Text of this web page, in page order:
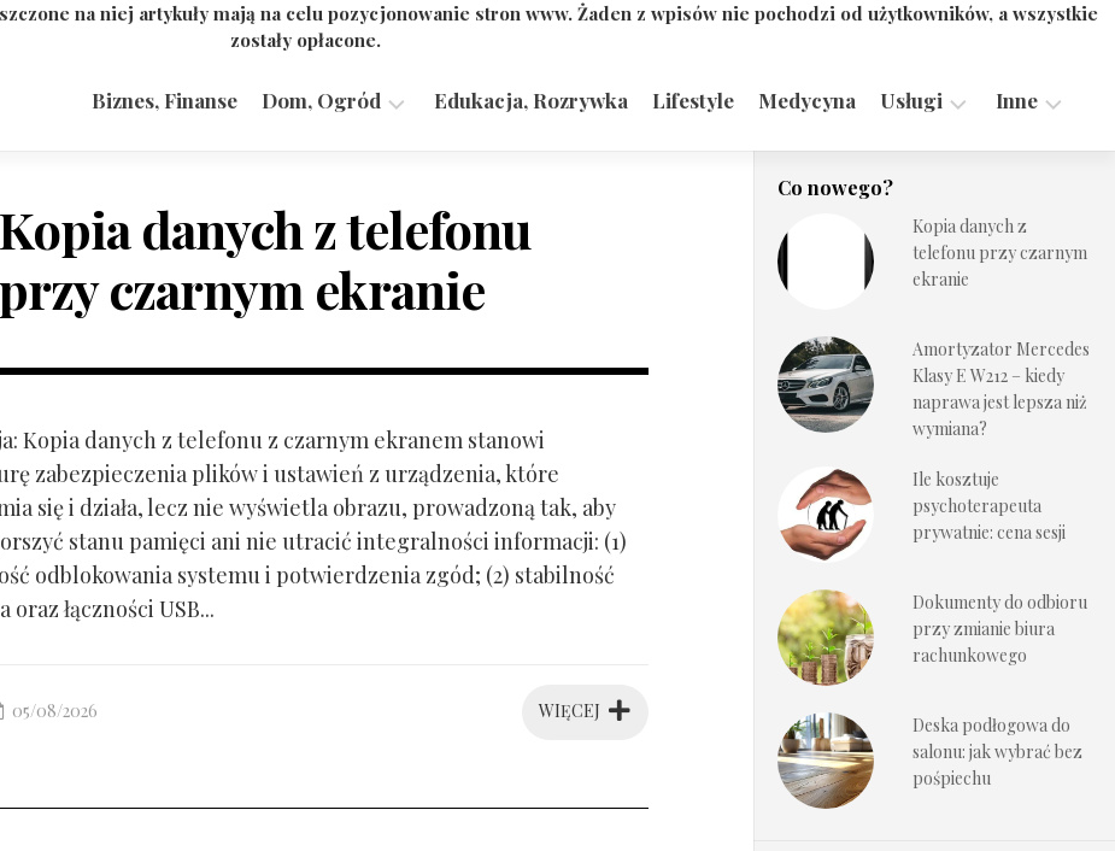
na niej artykuły mają na celu pozycjonowanie stron www. Żaden z wpisów nie pochodzi od użytkowników, a wszystkie
zostały opłacone.
Biznes, Finanse Dom, Ogród Edukacja, Rozrywka Lifestyle Medycyna Usługi
Technologie
Inne
Kopia danych z telefonu
przy czarnym ekranie
Kopia danych z telefonu z czarnym ekranem stanowi
zabezpieczenia plików i ustawień z urządzenia, które
się i działa, lecz nie wyświetla obrazu, prowadzoną tak, aby
stanu pamięci ani nie utracić integralności informacji: (1)
odblokowania systemu i potwierdzenia zgód; (2) stabilność
oraz łączności USB...
WIĘCEJ
05/08/2026
Co nowego?
Kopia danych z
telefonu przy czarnym
ekranie
Amortyzator Mercedes
Klasy E W212 – kiedy
naprawa jest lepsza niż
wymiana?
Ile kosztuje
psychoterapeuta
prywatnie: cena sesji
Dokumenty do odbioru
przy zmianie biura
rachunkowego
Deska podłogowa do
salonu: jak wybrać bez
pośpiechu